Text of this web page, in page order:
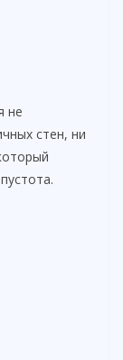
не
стен, ни